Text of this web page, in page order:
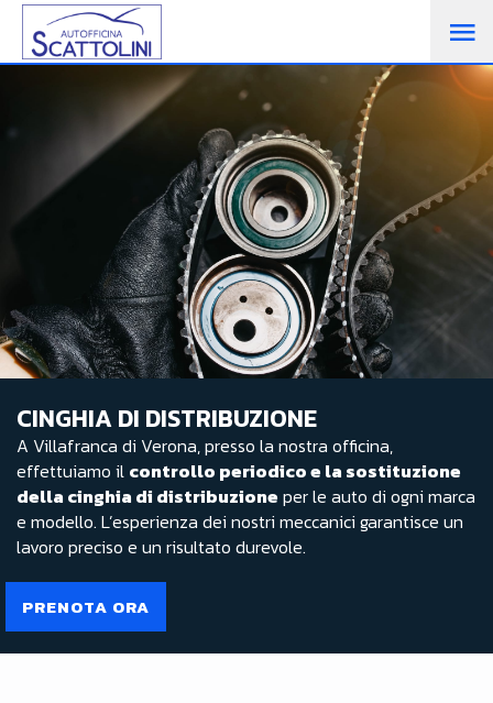
CINGHIA DI DISTRIBUZIONE
A Villafranca di Verona, presso la nostra officina,
effettuiamo il controllo periodico e la sostituzione
della cinghia di distribuzione per le auto di ogni marca
e modello. L’esperienza dei nostri meccanici garantisce un
lavoro preciso e un risultato durevole.
PRENOTA ORA